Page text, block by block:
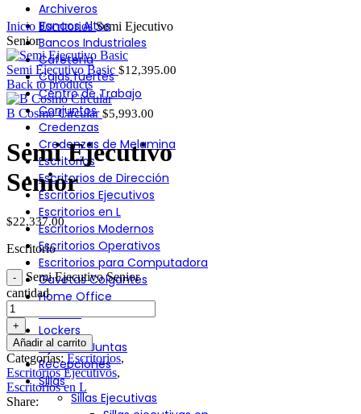
Archiveros
Bancos Altos
Bancos Industriales
Cafetería
Cajas fuertes
Centro de Trabajo
Conjuntos
Credenzas
Credenzas de Melamina
Escritorios
Escritorios de Dirección
Escritorios Ejecutivos
Escritorios en L
Escritorios Modernos
Escritorios Operativos
Escritorios para Computadora
Gavetas Colgantes
Home Office
Libreros
Lockers
Mesa de Juntas
Recepciones
Sillas
Sillas Ejecutivas
Click to enlarge
Inicio EscritoriosSemi Ejecutivo
Senior
Semi Ejecutivo Basic $12,395.00
Back to products
B Cosmo Circular$5,993.00
Semi Ejecutivo
Senior
$22,337.00
Escritorio
Semi Ejecutivo Senior
cantidad
Añadir al carrito
Categorías: Escritorios,
Escritorios Ejecutivos,
Escritorios en L
Share: